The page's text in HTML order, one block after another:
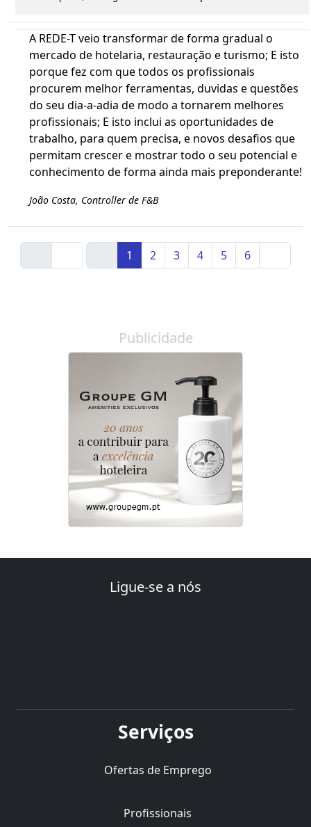
A REDE-T veio transformar de forma gradual o
mercado de hotelaria, restauração e turismo; E isto
porque fez com que todos os profissionais
procurem melhor ferramentas, duvidas e questões
do seu dia-a-adia de modo a tornarem melhores
profissionais; E isto inclui as oportunidades de
trabalho, para quem precisa, e novos desafios que
permitam crescer e mostrar todo o seu potencial e
conhecimento de forma ainda mais preponderante!
João Costa, Controller de F&B
1 2 3 4 5 6
Publicidade
Ligue-se a nós
Serviços
Ofertas de Emprego
Profissionais